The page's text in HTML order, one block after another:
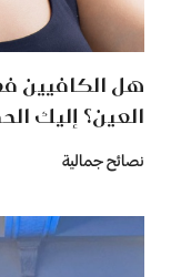
هل الكافيين
العين؟ إليك
نصائح جمالية